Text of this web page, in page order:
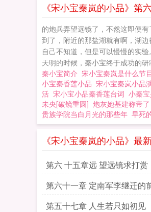
《宋小宝秦岚的小品》第
的炮兵弄望远镜了，不然这即便
到了，附近的那盐湖就有啊，湖
自己不知道，但是可以慢慢的实
天明的时候，秦小宝终于成功的
秦小宝简介 宋小宝秦岚是什么节
小宝秦香莲小品 宋小宝秦岚小品
活 宋小宝小品秦香莲台词 小秦
未央[破镜重圆] 炮灰她基建称帝了
贵族学院当白月光的那些年 早死
《宋小宝秦岚的小品》最
第六 十五章远 望远镜求打赏
第六十一章 定南军李继迁的
第五十七章 人生若只如初见